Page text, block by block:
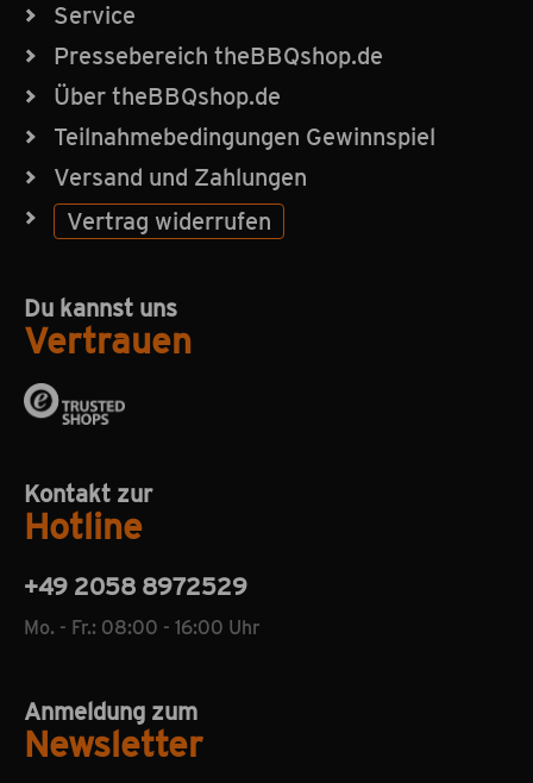
Service
Pressebereich theBBQshop.de
Über theBBQshop.de
Teilnahmebedingungen Gewinnspiel
Versand und Zahlungen
Vertrag widerrufen
Du kannst uns
Vertrauen
Kontakt zur
Hotline
+49 2058 8972529
Mo. - Fr.: 08:00 - 16:00 Uhr
Anmeldung zum
Newsletter